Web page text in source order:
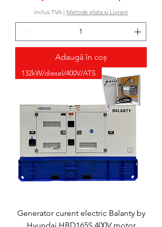
inclus TVA | Metode plata si Livrare
Adaugă în coș
132kW/diesel/400V/ATS
Generator curent electric Balanty by